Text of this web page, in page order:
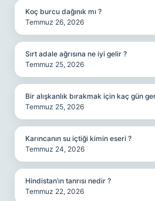
Koç burcu dağınık mı ?
Temmuz 26, 2026
Sırt adale ağrısına ne iyi gelir ?
Temmuz 25, 2026
Bir alışkanlık bırakmak için kaç gün
Temmuz 25, 2026
Karıncanın su içtiği kimin eseri ?
Temmuz 24, 2026
Hindistan’ın tanrısı nedir ?
Temmuz 22, 2026